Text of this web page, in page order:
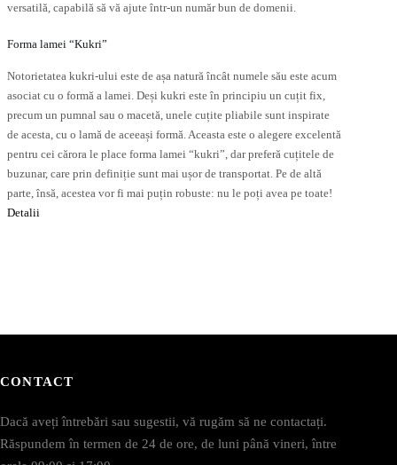
versatilă, capabilă să vă ajute într-un număr bun de domenii.
Forma lamei “Kukri”
Notorietatea kukri-ului este de așa natură încât numele său este acum
asociat cu o formă a lamei. Deși kukri este în principiu un cuțit fix,
precum un pumnal sau o macetă, unele cuțite pliabile sunt inspirate
de acesta, cu o lamă de aceeași formă. Aceasta este o alegere excelentă
pentru cei cărora le place forma lamei “kukri”, dar preferă cuțitele de
buzunar, care prin definiție sunt mai ușor de transportat. Pe de altă
parte, însă, acestea vor fi mai puțin robuste: nu le poți avea pe toate!
Detalii
CONTACT
Dacă aveți întrebări sau sugestii, vă rugăm să ne contactați.
Răspundem în termen de 24 de ore, de luni până vineri, între